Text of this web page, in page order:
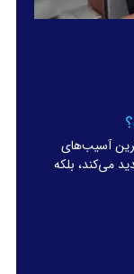
آسیب‌های
می‌کند، بلکه